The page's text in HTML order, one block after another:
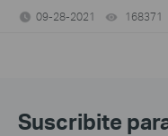
09-28-2021 168371
Suscribite